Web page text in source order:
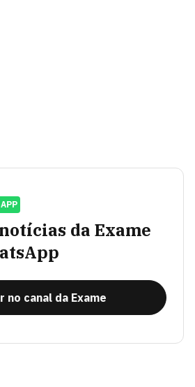
da Exame
no canal da Exame